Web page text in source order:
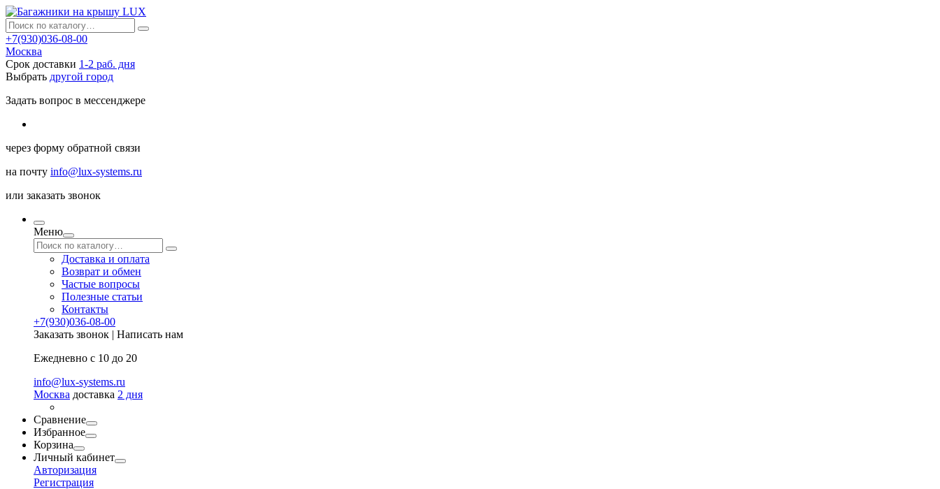
+7(930)036-08-00
Москва
Срок доставки 1-2 раб. дня
Выбрать другой город
Задать вопрос в мессенджере
через форму обратной связи
на почту info@lux-systems.ru
или заказать звонок
Меню
Доставка и оплата
Возврат и обмен
Частые вопросы
Полезные статьи
Контакты
+7(930)036-08-00
Заказать звонок | Написать нам
Ежедневно с 10 до 20
info@lux-systems.ru
Москва доставка 2 дня
Сравнение
Избранное
Корзина
Личный кабинет
Авторизация
Регистрация